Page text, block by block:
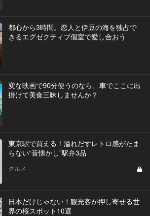
都心から3時間。恋人と伊豆の海を独占で
きるエグゼクティブ個室で愛し合おう
変な映画で90分使うのなら、車でここに出
掛けて美食三昧しませんか？
東京駅で買える！溢れだすレトロ感がたま
らない“昔懐かし”駅弁3品
グルメ
日本だけじゃない！観光客が押し寄せる世
界の桜スポット10選